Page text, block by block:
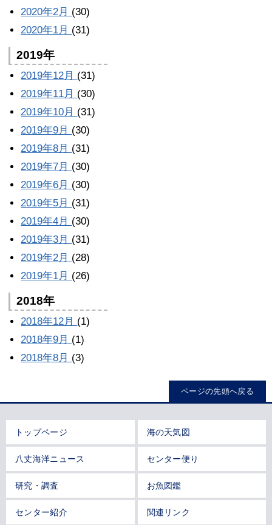
2020年2月 (30)
2020年1月 (31)
2019年
2019年12月 (31)
2019年11月 (30)
2019年10月 (31)
2019年9月 (30)
2019年8月 (31)
2019年7月 (30)
2019年6月 (30)
2019年5月 (31)
2019年4月 (30)
2019年3月 (31)
2019年2月 (28)
2019年1月 (26)
2018年
2018年12月 (1)
2018年9月 (1)
2018年8月 (3)
ページの先頭へ戻る
トップページ 海の天気図
八丈海洋ニュース センター便り
研究・調査 お魚図鑑
センター紹介 関連リンク